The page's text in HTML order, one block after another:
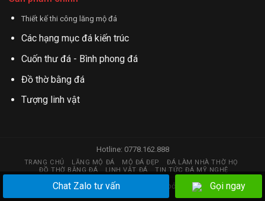
Thiết kế thi công lăng mộ đá
Các hạng mục đá kiến trúc
Cuốn thư đá - Bình phong đá
Đồ thờ bằng đá
Tượng linh vật
Hotline: 0778.162.888
TRANG CHỦ LĂNG MỘ ĐÁ MỘ ĐÁ ĐẸP
ĐÁ LÀM NHÀ THỜ HỌ
ĐỒ THỜ BẰNG ĐÁ
LINH VẬT ĐÁ TIN TỨC ĐÁ MỸ NGHỆ
Copyright 2026 © đá mỹ nghệ | Thiết kế web bởi huy.hstc@gmail.com
Chat Zalo tư vấn Gọi ngay